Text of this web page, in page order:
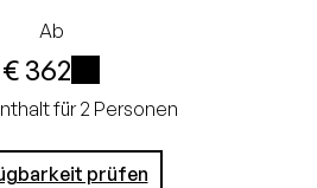
Ab
€ 362
i
bis 24
vor Ankunft
für 2 Personen
prüfen